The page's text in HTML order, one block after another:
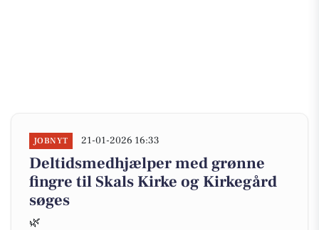
JOBNYT 21-01-2026 16:33
Deltidsmedhjælper med grønne
fingre til Skals Kirke og Kirkegård
søges
🌿